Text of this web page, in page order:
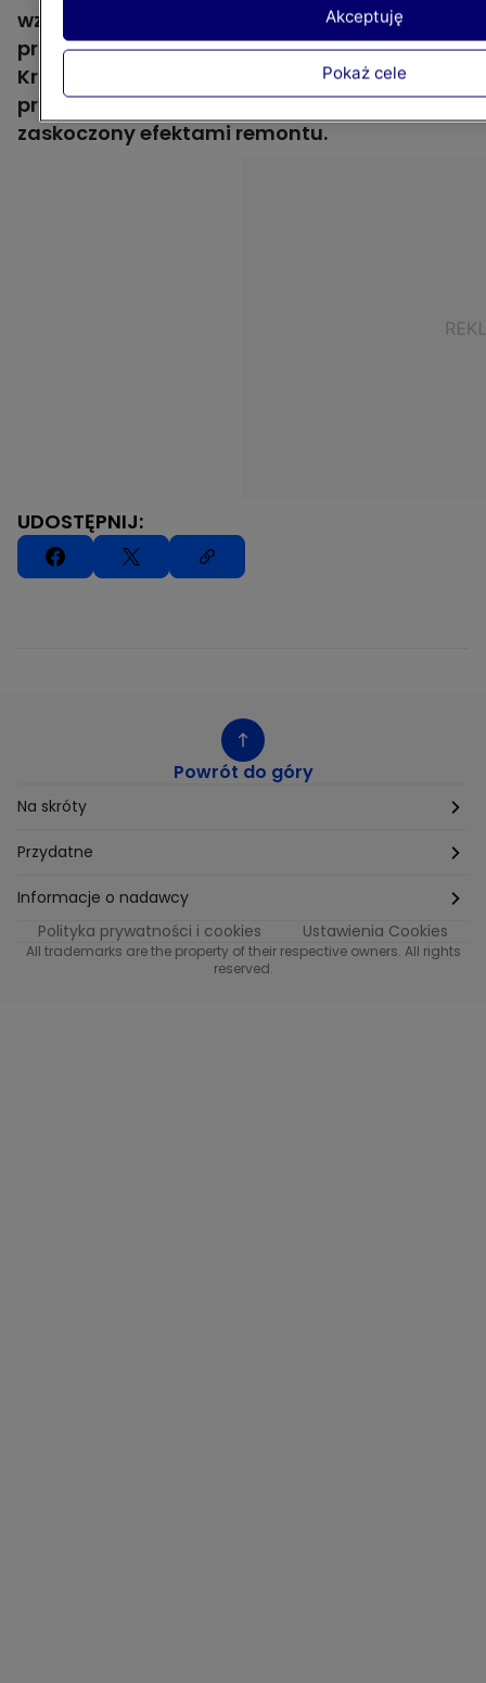
wziąć udział w programie "Zgłoś remont", by
projektem tych pomieszczeń zajął się
Krzysztof Miruć. Mariusz, początkowo
przeciwny temu pomysłowi, był miło
zaskoczony efektami remontu.
UDOSTĘPNIJ:
Powrót do góry
Na skróty
Etyka
Supplier Diversity
Polityka podatkowa
Przydatne
Biuro Prasowe
Biuro Reklamy
Informacje o nadawcy
Informacje o nadawcy programu METRO
Polityka prywatności i cookies Ustawienia Cookies
All trademarks are the property of their respective owners. All rights
reserved.
Pokaż cele
Akceptuję